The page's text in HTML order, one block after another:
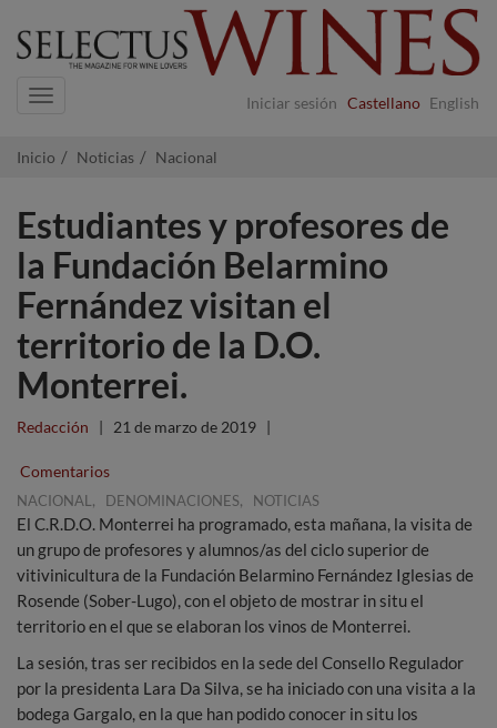
Iniciar sesión Castellano English
Navigation
Inicio Noticias Nacional
Estudiantes y profesores de
la Fundación Belarmino
Fernández visitan el
territorio de la D.O.
Monterrei.
Redacción | 21 de marzo de 2019 |
Comentarios
NACIONAL , DENOMINACIONES, NOTICIAS
El C.R.D.O. Monterrei ha programado, esta mañana, la visita de
un grupo de profesores y alumnos/as del ciclo superior de
vitivinicultura de la Fundación Belarmino Fernández Iglesias de
Rosende (Sober-Lugo), con el objeto de mostrar in situ el
territorio en el que se elaboran los vinos de Monterrei.
La sesión, tras ser recibidos en la sede del Consello Regulador
por la presidenta Lara Da Silva, se ha iniciado con una visita a la
bodega Gargalo, en la que han podido conocer in situ los